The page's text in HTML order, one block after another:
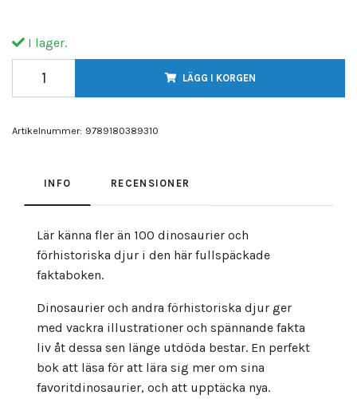
I lager.
LÄGG I KORGEN
Artikelnummer: 9789180389310
INFO RECENSIONER
Lär känna fler än 100 dinosaurier och
förhistoriska djur i den här fullspäckade
faktaboken.
Dinosaurier och andra förhistoriska djur ger
med vackra illustrationer och spännande fakta
liv åt dessa sen länge utdöda bestar. En perfekt
bok att läsa för att lära sig mer om sina
favoritdinosaurier, och att upptäcka nya.